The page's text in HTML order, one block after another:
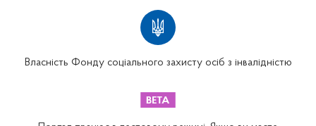
Власність Фонду соціального захисту осіб з інвалідністю